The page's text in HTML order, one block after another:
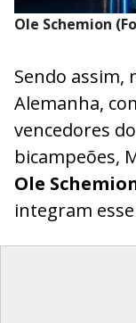
Ole Schemion
Sendo assim,
Alemanha,
vencedores
bicampeões,
Ole
integram